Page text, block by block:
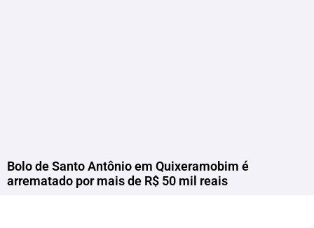
Bolo de Santo Antônio em Quixeramobim é
arrematado por mais de R$ 50 mil reais